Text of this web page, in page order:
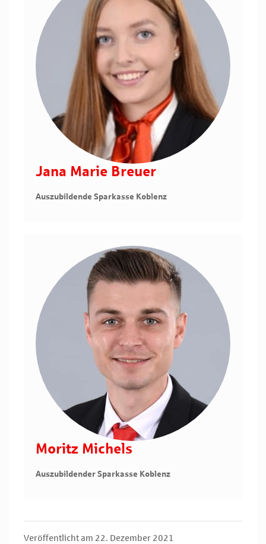
Jana Marie Breuer
Auszubildende Sparkasse Koblenz
Moritz Michels
Auszubildender Sparkasse Koblenz
Veröffentlicht am 22. Dezember 2021